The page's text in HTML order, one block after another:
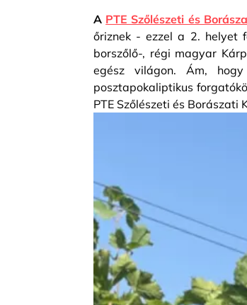
A PTE Szőlészeti és
őriznek - ezzel a 2. helyet
borszőlő-, régi magyar
egész világon. Ám,
posztapokaliptikus
PTE Szőlészeti és Borászati